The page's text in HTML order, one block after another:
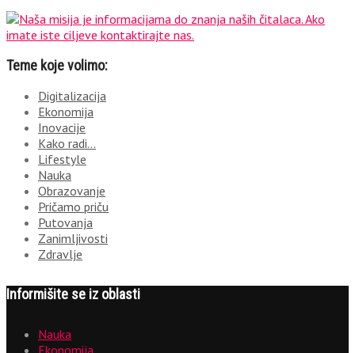
Teme koje volimo:
Digitalizacija
Ekonomija
Inovacije
Kako radi…
Lifestyle
Nauka
Obrazovanje
Pričamo priču
Putovanja
Zanimljivosti
Zdravlje
Informišite se iz oblasti
Nauka